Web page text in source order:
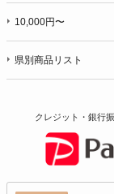
10,000円〜
県別商品リスト
クレジット・銀行